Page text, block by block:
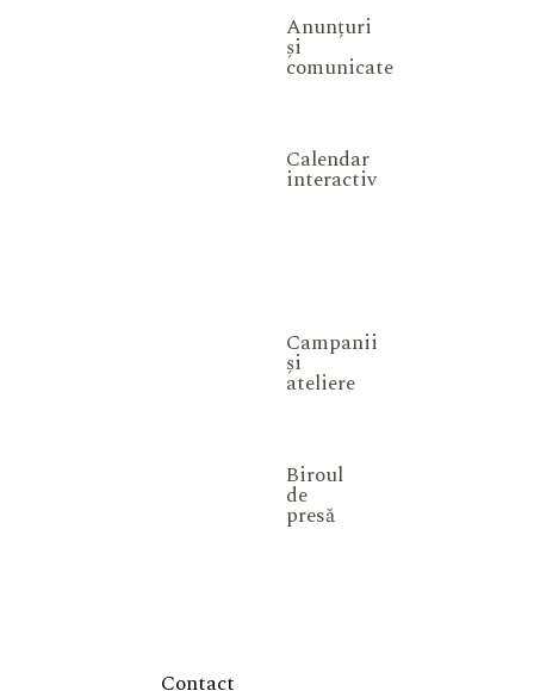
Anunțuri
și
comunicate
Calendar
interactiv
Campanii
și
ateliere
Biroul
de
presă
Contact